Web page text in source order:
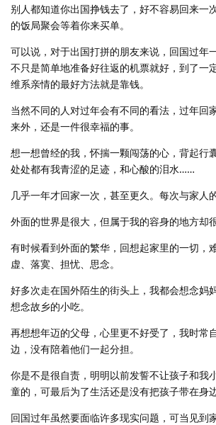
别人都知道你出国挣钱去了，好不容易回来一
的饭局聚会等着你来买单。
可以说，对于出国打拼的朋友来说，回国过年
不只是简单地准备好往返的机票就好，到了一
维系亲情的最好方法就是靠钱。
当然不同的人对过年会有不同的看法，过年回
来外，还是一件很幸福的事。
想一想曾经的我，怀揣一颗闯荡的心，背起行
处处都有我青涩的足迹，和心酸的泪水……
几乎一年才回家一次，甚至更久。每次与家人
外面的世界是很大，但属于我的容身的地方却
有时候看到外面的繁华，回想起家里的一切，
虚、落寞、担忧、思念。
好多次走在国外陌生的街头上，我都会想念妈
想念故乡的小吃。
再想想年迈的父母，心里更不好受了，我时常
边，没有陪着他们一起分担。
你是不是很自责，明明以前发誓不让孩子和我
童的，可最后为了生活还是没有把孩子带在身边
回国过年虽然要面临许多现实问题，可当见到